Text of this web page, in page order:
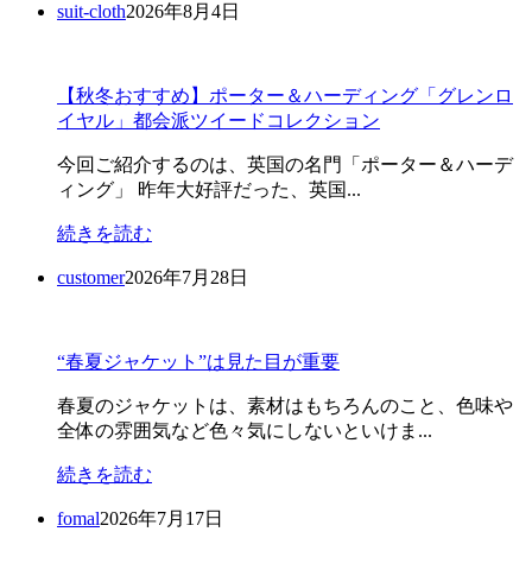
suit-cloth2026年8月4日
【秋冬おすすめ】ポーター＆ハーディング「グレンロ
イヤル」都会派ツイードコレクション
今回ご紹介するのは、英国の名門「ポーター＆ハーデ
ィング」 昨年大好評だった、英国...
続きを読む
customer2026年7月28日
“春夏ジャケット”は見た目が重要
春夏のジャケットは、素材はもちろんのこと、色味や
全体の雰囲気など色々気にしないといけま...
続きを読む
fomal2026年7月17日